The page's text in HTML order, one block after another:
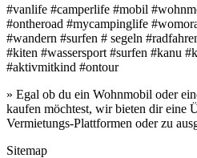
#vanlife #camperlife #mobil
#ontheroad #mycampinglife
#wandern #surfen # segeln
#kiten #wassersport #surfen #kanu
#aktivmitkind #ontour
» Egal ob du ein Wohnmobil oder
kaufen möchtest, wir bieten dir eine
Vermietungs-Plattformen oder zu
Sitemap